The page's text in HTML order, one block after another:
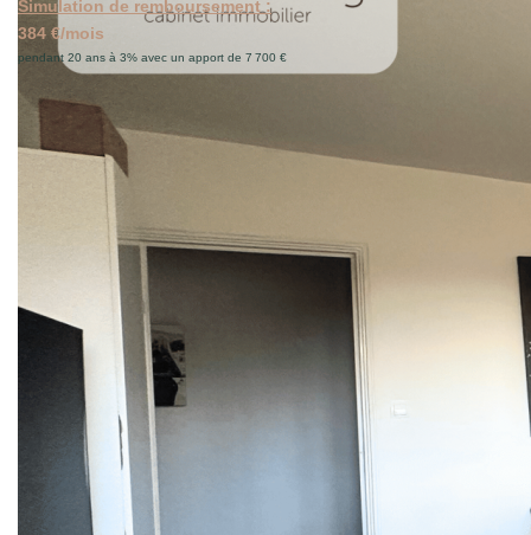
Simulation de remboursement :
384 €/mois
pendant 20 ans à 3% avec un apport de 7 700 €
Description
Appartement 3 pièces de 63 m2 situé au 2? étage sur 4
avec ascenseur, dans une résidence calme et verdoyante,
à proximité immédiate des écoles, commerces, services
médicaux et transports en commun.
L'appartement se compose d'une entrée avec rangements,
d'un séjour lumineux salon/salle à manger, d'une cuisine
aménagée avec accès direct à un balcon exposé plein sud,
de deux chambres de belle superficie avec double vitrage
et parquet neuf, d'une salle de bain et d'un WC séparé. Une
cave privative complète ce bien.